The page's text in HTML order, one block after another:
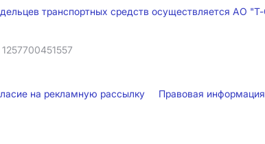
транспортных средств осуществляется АО
на рекламную рассылку Правовая информация